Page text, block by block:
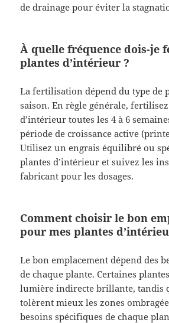
de drainage pour éviter la
À quelle fréquence dois-je
plantes d’intérieur ?
La fertilisation dépend du type de
saison. En règle générale,
d’intérieur toutes les 4 à 6
période de croissance active
Utilisez un engrais équilibré ou
plantes d’intérieur et suivez les
fabricant pour les dosages.
Comment choisir le bon
pour mes plantes
Le bon emplacement dépend des
de chaque plante. Certaines
lumière indirecte brillante, tandis
tolèrent mieux les zones
besoins spécifiques de chaque